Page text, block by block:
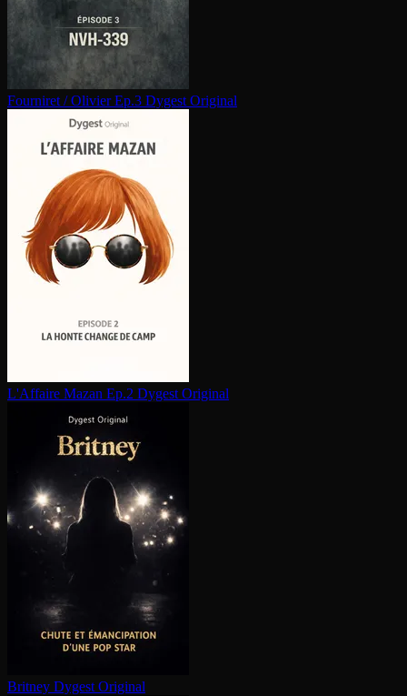
Fourniret / Olivier Ep.3 Dygest Original
L'Affaire Mazan Ep.2 Dygest Original
Britney Dygest Original